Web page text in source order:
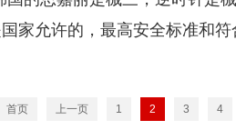
家允许的，最高安全标准和
首页 上一页 1 2 3 4